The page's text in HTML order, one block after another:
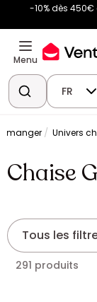
-10% dès 450€
Menu
FR
manger Univers
Chaise
Tous les
291 produits